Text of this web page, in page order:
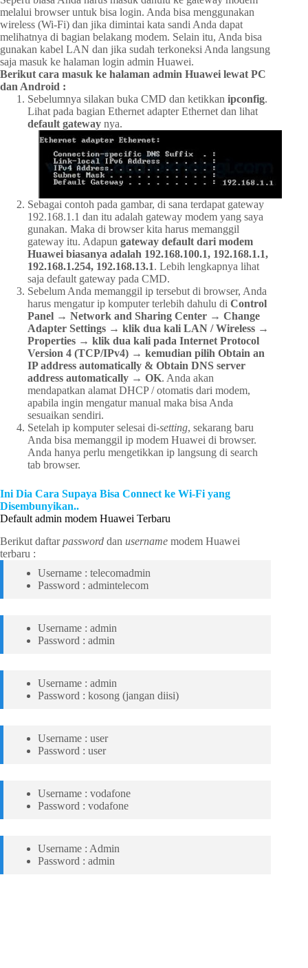
melalui browser untuk bisa login. Anda bisa menggunakan
wireless (Wi-Fi) dan jika dimintai kata sandi Anda dapat
melihatnya di bagian belakang modem. Selain itu, Anda bisa
gunakan kabel LAN dan jika sudah terkoneksi Anda langsung
saja masuk ke halaman login admin Huawei.
Berikut cara masuk ke halaman admin Huawei lewat PC
dan Android :
Sebelumnya silakan buka CMD dan ketikkan ipconfig.
Lihat pada bagian Ethernet adapter Ethernet dan lihat
default gateway nya.
Sebagai contoh pada gambar, di sana terdapat gateway
192.168.1.1 dan itu adalah gateway modem yang saya
gunakan. Maka di browser kita harus memanggil
gateway itu. Adapun gateway default dari modem
Huawei biasanya adalah 192.168.100.1, 192.168.1.1,
192.168.1.254, 192.168.13.1. Lebih lengkapnya lihat
saja default gateway pada CMD.
Sebelum Anda memanggil ip tersebut di browser, Anda
harus mengatur ip komputer terlebih dahulu di Control
Panel → Network and Sharing Center → Change
Adapter Settings → klik dua kali LAN / Wireless →
Properties → klik dua kali pada Internet Protocol
Version 4 (TCP/IPv4) → kemudian pilih Obtain an
IP address automatically & Obtain DNS server
address automatically → OK. Anda akan
mendapatkan alamat DHCP / otomatis dari modem,
apabila ingin mengatur manual maka bisa Anda
sesuaikan sendiri.
Setelah ip komputer selesai di-setting, sekarang baru
Anda bisa memanggil ip modem Huawei di browser.
Anda hanya perlu mengetikkan ip langsung di search
tab browser.
Ini Dia Cara Supaya Bisa Connect ke Wi-Fi yang
Disembunyikan..
Default admin modem Huawei Terbaru
Berikut daftarpassword dan username modem Huawei
terbaru :
Username : telecomadmin
Password : admintelecom
Username : admin
Password : admin
Username : admin
Password : kosong (jangan diisi)
Username : user
Password : user
Username : vodafone
Password : vodafone
Username : Admin
Password : admin